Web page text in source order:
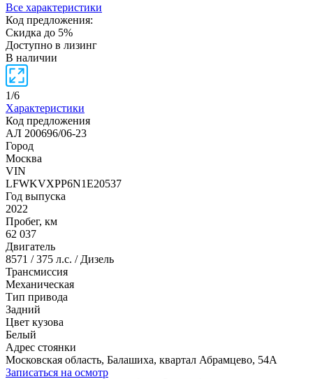
Все характеристики
Код предложения:
Скидка до 5%
Доступно в лизинг
В наличии
1/6
Характеристики
Код предложения
АЛ 200696/06-23
Город
Москва
VIN
LFWKVXPP6N1E20537
Год выпуска
2022
Пробег, км
62 037
Двигатель
8571 / 375 л.с. / Дизель
Трансмиссия
Механическая
Тип привода
Задний
Цвет кузова
Белый
Адрес стоянки
Московская область, Балашиха, квартал Абрамцево, 54А
Записаться на осмотр